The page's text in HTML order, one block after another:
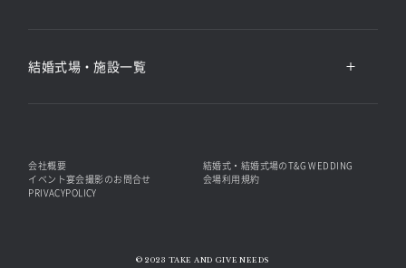
結婚式場・施設一覧
会社概要
結婚式・結婚式場のT&G WEDDING
イベント宴会撮影のお問合せ
会場利用規約
PRIVACYPOLICY
© 2023 TAKE AND GIVE NEEDS